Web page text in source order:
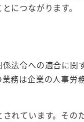
につながります。
法令への適合に関
務は企業の人事労
れています。その